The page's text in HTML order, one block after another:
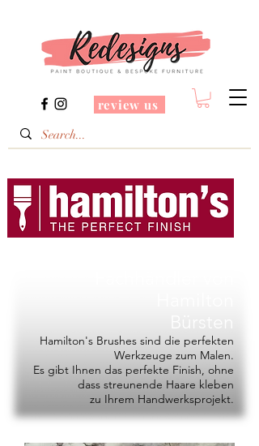
review us
Hamilton's Brushes sind die perfekten
Werkzeuge zum Malen.
Es gibt Ihnen das perfekte Finish, ohne
dass streunende Haare kleben
zu Ihrem Handwerksprojekt.